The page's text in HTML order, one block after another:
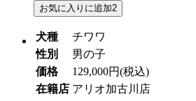
お気に入りに追加2
犬種
チワワ
性別
男の子
価格
129,000円(税込)
在籍店 アリオ加古川店